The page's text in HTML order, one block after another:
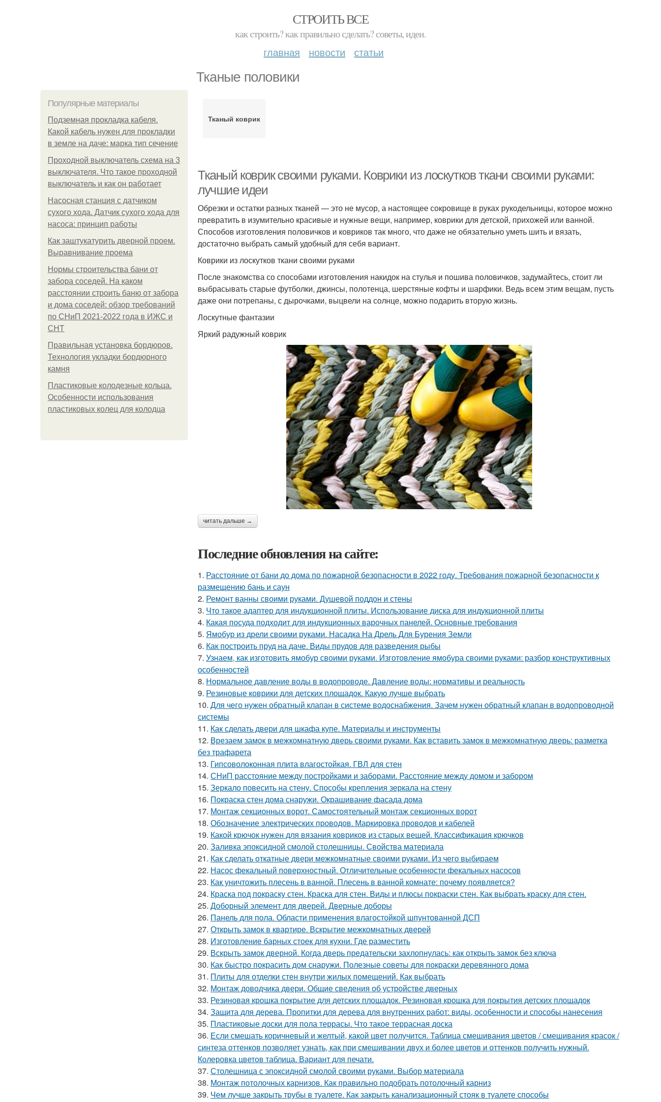
СТРОИТЬ ВСЕ
как строить? как правильно сделать? советы, идеи.
главная новости статьи
Тканые половики
Популярные материалы
Подземная прокладка кабеля.
Какой кабель нужен для прокладки
в земле на даче: марка тип сечение
Проходной выключатель схема на 3
выключателя. Что такое проходной
выключатель и как он работает
Насосная станция с датчиком
сухого хода. Датчик сухого хода для
насоса: принцип работы
Как заштукатурить дверной проем.
Выравнивание проема
Нормы строительства бани от
забора соседей. На каком
расстоянии строить баню от забора
и дома соседей: обзор требований
по СНиП 2021-2022 года в ИЖС и
СНТ
Правильная установка бордюров.
Технология укладки бордюрного
камня
Пластиковые колодезные кольца.
Особенности использования
пластиковых колец для колодца
Тканый коврик
Тканый коврик своими руками. Коврики из лоскутков ткани своими руками:
лучшие идеи
Обрезки и остатки разных тканей — это не мусор, а настоящее сокровище в руках рукодельницы, которое можно
превратить в изумительно красивые и нужные вещи, например, коврики для детской, прихожей или ванной.
Способов изготовления половичков и ковриков так много, что даже не обязательно уметь шить и вязать,
достаточно выбрать самый удобный для себя вариант.
Коврики из лоскутков ткани своими руками
После знакомства со способами изготовления накидок на стулья и пошива половичков, задумайтесь, стоит ли
выбрасывать старые футболки, джинсы, полотенца, шерстяные кофты и шарфики. Ведь всем этим вещам, пусть
даже они потрепаны, с дырочками, выцвели на солнце, можно подарить вторую жизнь.
Лоскутные фантазии
Яркий радужный коврик
читать дальше →
Последние обновления на сайте:
1. Расстояние от бани до дома по пожарной безопасности в 2022 году. Требования пожарной безопасности к
размещению бань и саун
2. Ремонт ванны своими руками. Душевой поддон и стены
3. Что такое адаптер для индукционной плиты. Использование диска для индукционной плиты
4. Какая посуда подходит для индукционных варочных панелей. Основные требования
5. Ямобур из дрели своими руками. Насадка На Дрель Для Бурения Земли
6. Как построить пруд на даче. Виды прудов для разведения рыбы
7. Узнаем, как изготовить ямобур своими руками. Изготовление ямобура своими руками: разбор конструктивных
особенностей
8. Нормальное давление воды в водопроводе. Давление воды: нормативы и реальность
9. Резиновые коврики для детских площадок. Какую лучше выбрать
10. Для чего нужен обратный клапан в системе водоснабжения. Зачем нужен обратный клапан в водопроводной
системы
11. Как сделать двери для шкафа купе. Материалы и инструменты
12. Врезаем замок в межкомнатную дверь своими руками. Как вставить замок в межкомнатную дверь: разметка
без трафарета
13. Гипсоволоконная плита влагостойкая. ГВЛ для стен
14. СНиП расстояние между постройками и заборами. Расстояние между домом и забором
15. Зеркало повесить на стену. Способы крепления зеркала на стену
16. Покраска стен дома снаружи. Окрашивание фасада дома
17. Монтаж секционных ворот. Самостоятельный монтаж секционных ворот
18. Обозначение электрических проводов. Маркировка проводов и кабелей
19. Какой крючок нужен для вязания ковриков из старых вещей. Классификация крючков
20. Заливка эпоксидной смолой столешницы. Свойства материала
21. Как сделать откатные двери межкомнатные своими руками. Из чего выбираем
22. Насос фекальный поверхностный. Отличительные особенности фекальных насосов
23. Как уничтожить плесень в ванной. Плесень в ванной комнате: почему появляется?
24. Краска под покраску стен. Краска для стен. Виды и плюсы покраски стен. Как выбрать краску для стен.
25. Доборный элемент для дверей. Дверные доборы
26. Панель для пола. Области применения влагостойкой шпунтованной ДСП
27. Открыть замок в квартире. Вскрытие межкомнатных дверей
28. Изготовление барных стоек для кухни. Где разместить
29. Вскрыть замок дверной. Когда дверь предательски захлопнулась: как открыть замок без ключа
30. Как быстро покрасить дом снаружи. Полезные советы для покраски деревянного дома
31. Плиты для отделки стен внутри жилых помещений. Как выбрать
32. Монтаж доводчика двери. Общие сведения об устройстве дверных
33. Резиновая крошка покрытие для детских площадок. Резиновая крошка для покрытия детских площадок
34. Защита для дерева. Пропитки для дерева для внутренних работ: виды, особенности и способы нанесения
35. Пластиковые доски для пола террасы. Что такое террасная доска
36. Если смешать коричневый и желтый, какой цвет получится. Таблица смешивания цветов / смешивания красок /
синтеза оттенков позволяет узнать, как при смешивании двух и более цветов и оттенков получить нужный.
Колеровка цветов таблица. Вариант для печати.
37. Столешница с эпоксидной смолой своими руками. Выбор материала
38. Монтаж потолочных карнизов. Как правильно подобрать потолочный карниз
39. Чем лучше закрыть трубы в туалете. Как закрыть канализационный стояк в туалете способы